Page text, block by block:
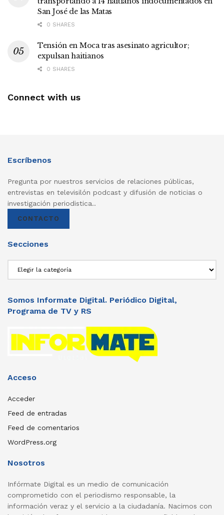
San José de las Matas
0 SHARES
Tensión en Moca tras asesinato agricultor;
expulsan haitianos
0 SHARES
Connect with us
Escríbenos
Pregunta por nuestros servicios de relaciones públicas,
entrevistas en televisilón podcast y difusión de noticias o
investigación periodistica..
CONTACTO
Secciones
Somos Informate Digital. Periódico Digital,
Programa de TV y RS
Acceso
Acceder
Feed de entradas
Feed de comentarios
WordPress.org
Nosotros
Infórmate Digital es un medio de comunicación
comprometido con el periodismo responsable, la
información veraz y el servicio a la ciudadanía. Nacimos con